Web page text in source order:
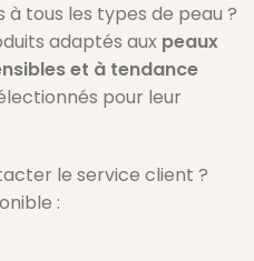
tous les types de peau ?
adaptés aux peaux
et à tendance
pour leur
le service client ?
: